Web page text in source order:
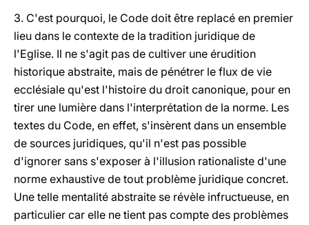
3. C'est pourquoi, le Code doit être replacé en premier
lieu dans le contexte de la tradition juridique de
l'Eglise. Il ne s'agit pas de cultiver une érudition
historique abstraite, mais de pénétrer le flux de vie
ecclésiale qu'est l'histoire du droit canonique, pour en
tirer une lumière dans l'interprétation de la norme. Les
textes du Code, en effet, s'insèrent dans un ensemble
de sources juridiques, qu'il n'est pas possible
d'ignorer sans s'exposer à l'illusion rationaliste d'une
norme exhaustive de tout problème juridique concret.
Une telle mentalité abstraite se révèle infructueuse, en
particulier car elle ne tient pas compte des problèmes